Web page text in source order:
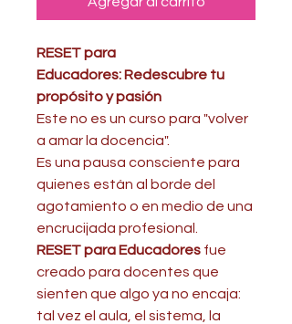
RESET para
Educadores: Redescubre tu
propósito y pasión
Este no es un curso para "volver
a amar la docencia".
Es una pausa consciente para
quienes están al borde del
agotamiento o en medio de una
encrucijada profesional.
RESET para Educadores fue
creado para docentes que
sienten que algo ya no encaja:
tal vez el aula, el sistema, la